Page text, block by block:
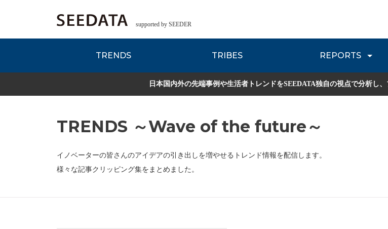
supported by SEEDER
TRENDS TRIBES REPORTS
EDITORIAL REPORT Zsレポート 流通レポート JOURNEY
各種データのご紹介
日本国内外の先端事例や生活者トレンドをSEEDATA独自の視点で分析し
TRENDS ～Wave of the future～
イノベーターの皆さんのアイデアの引き出しを増やせるトレンド情報を配信します。
様々な記事クリッピング集をまとめました。